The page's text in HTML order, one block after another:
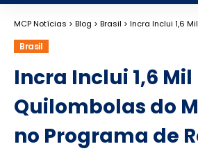
MCP Notícias > Blog > Brasil > Incra Inclui 1,6 Mil Famílias
Brasil
Incra Inclui 1,6
Quilombolas do
no Programa de